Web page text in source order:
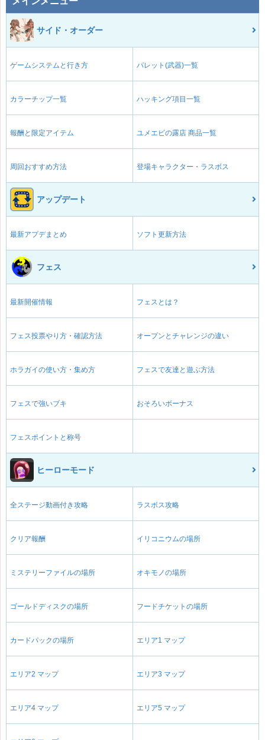
サイド・オーダー
ゲームシステムと行き方 パレット(武器)一覧
カラーチップ一覧 ハッキング項目一覧
報酬と限定アイテム ユメエビの露店 商品一覧
周回おすすめ方法 登場キャラクター・ラスボス
アップデート
最新アプデまとめ ソフト更新方法
フェス
最新開催情報 フェスとは？
フェス投票やり方・確認方法 オープンとチャレンジの違い
ホラガイの使い方・集め方 フェスで友達と遊ぶ方法
フェスで強いブキ おそろいボーナス
フェスポイントと称号
ヒーローモード
全ステージ動画付き攻略 ラスボス攻略
クリア報酬 イリコニウムの場所
ミステリーファイルの場所 オキモノの場所
ゴールドディスクの場所 フードチケットの場所
カードパックの場所 エリア1 マップ
エリア2 マップ エリア3 マップ
エリア4 マップ エリア5 マップ